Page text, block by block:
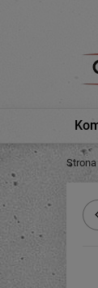
Strona